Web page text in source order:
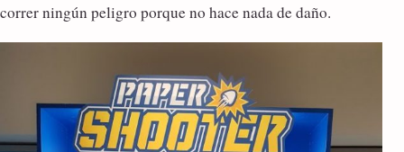
correr ningún peligro porque no hace nada de daño.